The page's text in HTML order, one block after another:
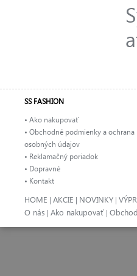
SS FASHION
• Ako nakupovať
• Obchodné podmienky a ochrana
osobných údajov
• Reklamačný poriadok
• Dopravné
• Kontakt
HOME | AKCIE | NOVINKY |
O nás | Ako nakupovať |